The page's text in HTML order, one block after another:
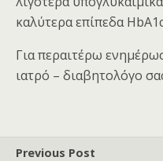
καλύτερα επίπεδα
Για περαιτέρω
ιατρό – διαβητολόγο
Previous Post